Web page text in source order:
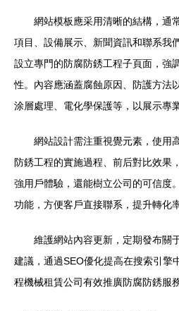
網站模板應采用清晰的結構，通
項目、設備展示、新聞資訊和聯系我
設立專門的防腐防銹工程子頁面，強
性。內容應涵蓋腐蝕原因、防護方法
涂層處理、電化學保護等，以展示專業
網站設計需注重視覺元素，使用
防銹工程的實施過程、前后對比效果
強用戶體驗，還能樹立公司的可信度
功能，方便客戶直接聯系，提升轉化率
維護網站內容更新，定期發布關
建議，通過SEO優化提高在搜索引擎
程機械租賃公司有效推廣防腐防銹服